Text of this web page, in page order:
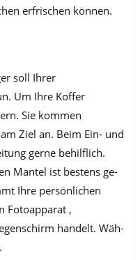
erfrischen kön­nen.
soll Ihrer
Um Ihre Koffer
Sie kommen
Ziel an. Beim Ein- und
gerne behilflich.
Mantel ist bestens ge­
Ihre persönlichen
Fotoapparat ,
handelt. Wäh­